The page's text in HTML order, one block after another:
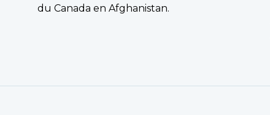
du Canada en Afghanistan.